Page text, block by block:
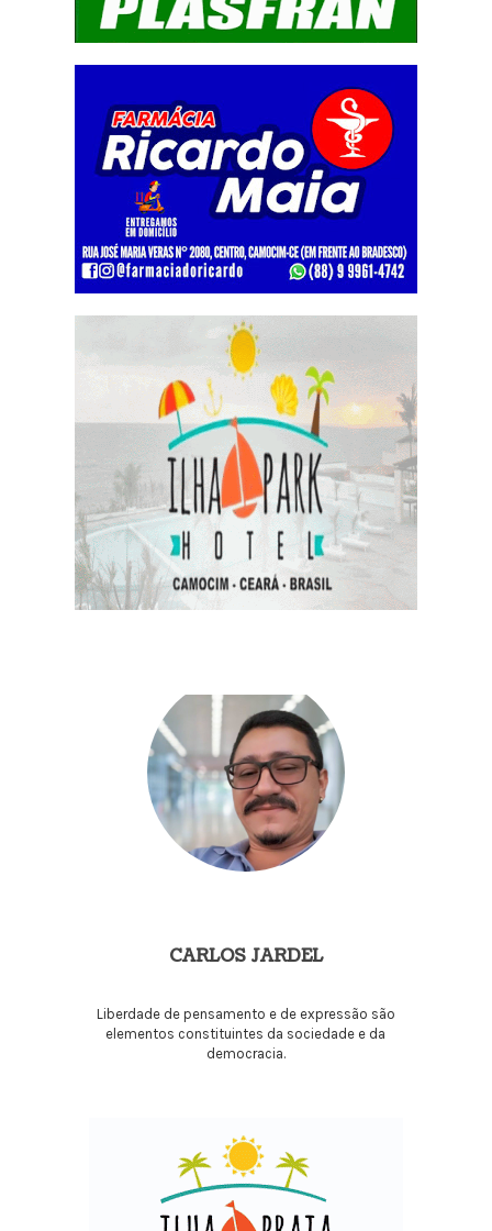
CARLOS JARDEL
Liberdade de pensamento e de expressão são
elementos constituintes da sociedade e da
democracia.